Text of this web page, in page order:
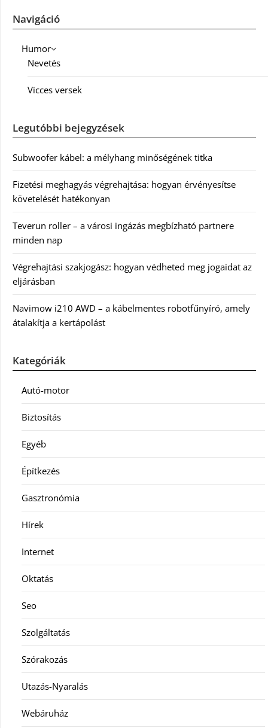
Navigáció
Humor
Nevetés
Vicces versek
Legutóbbi bejegyzések
Subwoofer kábel: a mélyhang minőségének titka
Fizetési meghagyás végrehajtása: hogyan érvényesítse
követelését hatékonyan
Teverun roller – a városi ingázás megbízható partnere
minden nap
Végrehajtási szakjogász: hogyan védheted meg jogaidat az
eljárásban
Navimow i210 AWD – a kábelmentes robotfűnyíró, amely
átalakítja a kertápolást
Kategóriák
Autó-motor
Biztosítás
Egyéb
Építkezés
Gasztronómia
Hírek
Internet
Oktatás
Seo
Szolgáltatás
Szórakozás
Utazás-Nyaralás
Webáruház